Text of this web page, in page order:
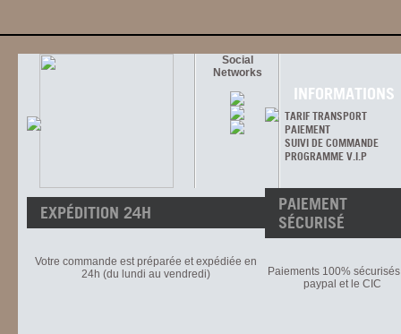
Social
Networks
INFORMATIONS
TARIF TRANSPORT
PAIEMENT
SUIVI DE COMMANDE
PROGRAMME V.I.P
EXPÉDITION 24H
Votre commande est préparée et expédiée en
24h (du lundi au vendredi)
PAIEMENT
SÉCURISÉ
Paiements 100%
paypal et le CIC